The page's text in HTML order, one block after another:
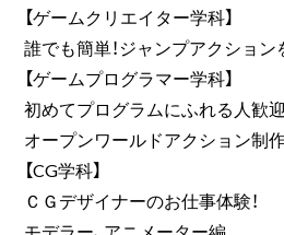
【ゲームクリエイター学科】
誰でも簡単！ジャンプアクション
【ゲームプログラマー学科】
初めてプログラムにふれる人歓迎
オープンワールドアクション制
【CG学科】
ＣＧデザイナーのお仕事体験！